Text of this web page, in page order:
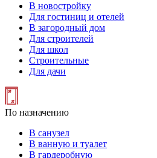
В новостройку
Для гостиниц и отелей
В загородный дом
Для строителей
Для школ
Строительные
Для дачи
По назначению
В санузел
В ванную и туалет
В гардеробную